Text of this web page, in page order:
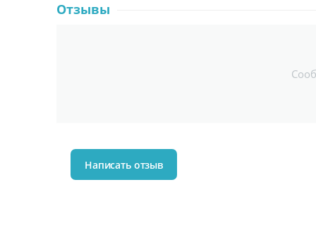
Отзывы
Написать отзыв